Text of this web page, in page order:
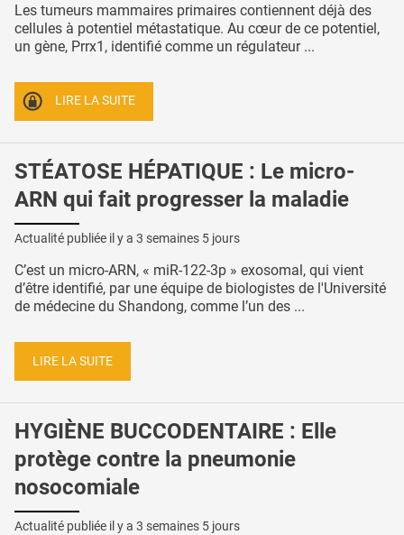
Les tumeurs mammaires primaires contiennent déjà des
cellules à potentiel métastatique. Au cœur de ce potentiel,
un gène, Prrx1, identifié comme un régulateur ...
LIRE LA SUITE
STÉATOSE HÉPATIQUE : Le micro-
ARN qui fait progresser la maladie
Actualité publiée il y a 3 semaines 5 jours
C’est un micro-ARN, « miR-122-3p » exosomal, qui vient
d’être identifié, par une équipe de biologistes de l'Université
de médecine du Shandong, comme l’un des ...
LIRE LA SUITE
HYGIÈNE BUCCODENTAIRE : Elle
protège contre la pneumonie
nosocomiale
Actualité publiée il y a 3 semaines 5 jours